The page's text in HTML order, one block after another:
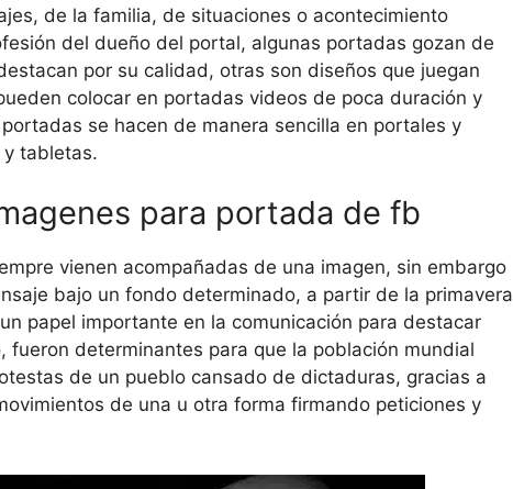
de la familia, de situaciones o acontecimiento
del dueño del portal, algunas portadas gozan de
por su calidad, otras son diseños que juegan
colocar en portadas videos de poca duración y
se hacen de manera sencilla en portales y
y tabletas.
para portada de fb
vienen acompañadas de una imagen, sin embargo
bajo un fondo determinado, a partir de la primavera
papel importante en la comunicación para destacar
fueron determinantes para que la población mundial
de un pueblo cansado de dictaduras, gracias a
de una u otra forma firmando peticiones y